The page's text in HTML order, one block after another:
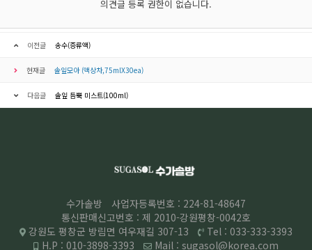
의견글 등록 권한이 없습니다.
이전글 송수(증류액)
현재글 솔잎모아 (액상차,75mlX30ea)
다음글 솔잎 듬뿍 미스트(100ml)
수가솔방
사업자등록번호 : 224-81-48647
통신판매신고번호 : 제 2010-강원평창-0042호
강원도 평창군 방림면 여우재길 307-13
Tel : 033-333-3393
H.P : 010-3898-3393
Mail : sugasol@korea.com